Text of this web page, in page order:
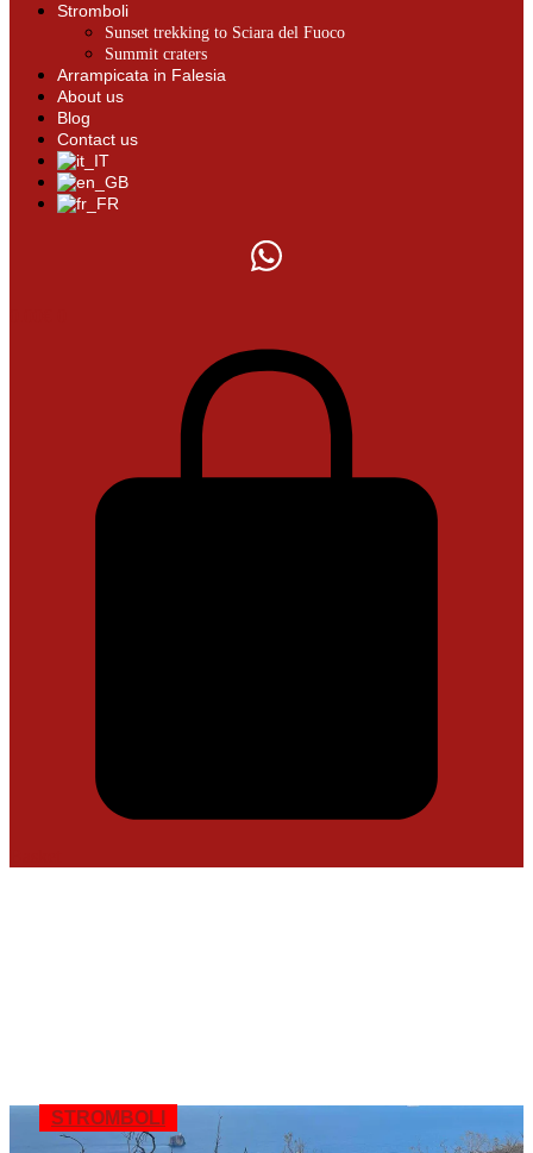
Stromboli
Sunset trekking to Sciara del Fuoco
Summit craters
Arrampicata in Falesia
About us
Blog
Contact us
STROMBOLI